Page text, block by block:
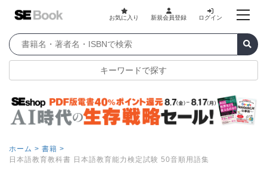
お気に入り 新規会員登録 ログイン
キーワードで探す
ホーム > 書籍 >
日本語教育教科書 日本語教育能力検定試験 50音順用語集